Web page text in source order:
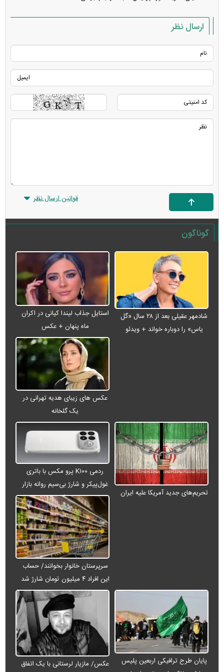
ارسال نظر
قوانین ارسال نظر
گوناگون
شادمهر عقیلی بعد از ۲۸ سال «گل
یاس» را دوباره خواند + ویدئو
استایل جذاب لیندا کیانی در اکران
ماه پنهان + عکس
عکس های زیبای هدیه تهرانی در
یک گلخانه
تحریم‌های جدید آمریکا علیه ایران
ردمی K۱۰۰ پرو مکس با باتری
غول‌پیکر و شارژ بی‌سیم روانه بازار
می‌شود
سرپرستان خانوار بخوانند/ حساب
این افراد ۴ میلیون تومان شارژ شد
پایان طرح ترافیکی اربعین پلیس
عکس/ مازیار لرستانی با یک اتفاق